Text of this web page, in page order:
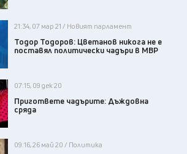
21:34, 07 мар 21 / Новият парламент
Тодор Тодоров: Цветанов никога не е
поставял политически чадъри в МВР
07:15, 09 дек 20
Пригответе чадърите: Дъждовна
сряда
09:16, 26 май 20 / Политика